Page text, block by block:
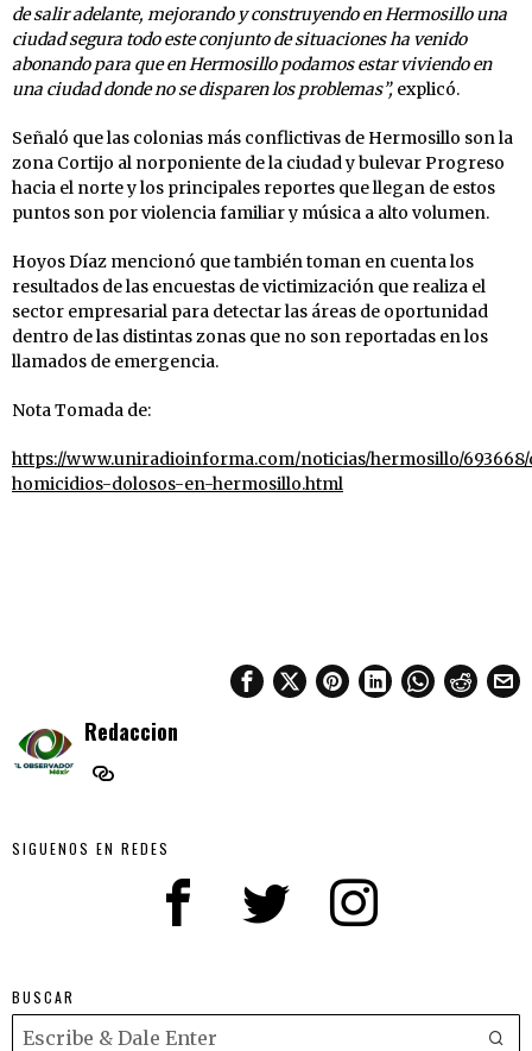
de salir adelante, mejorando y construyendo en Hermosillo una
ciudad segura todo este conjunto de situaciones ha venido
abonando para que en Hermosillo podamos estar viviendo en
una ciudad donde no se disparen los problemas”, explicó.
Señaló que las colonias más conflictivas de Hermosillo son la
zona Cortijo al norponiente de la ciudad y bulevar Progreso
hacia el norte y los principales reportes que llegan de estos
puntos son por violencia familiar y música a alto volumen.
Hoyos Díaz mencionó que también toman en cuenta los
resultados de las encuestas de victimización que realiza el
sector empresarial para detectar las áreas de oportunidad
dentro de las distintas zonas que no son reportadas en los
llamados de emergencia.
Nota Tomada de:
https://www.uniradioinforma.com/noticias/hermosillo/
homicidios-dolosos-en-hermosillo.html
Redaccion
SIGUENOS EN REDES
BUSCAR